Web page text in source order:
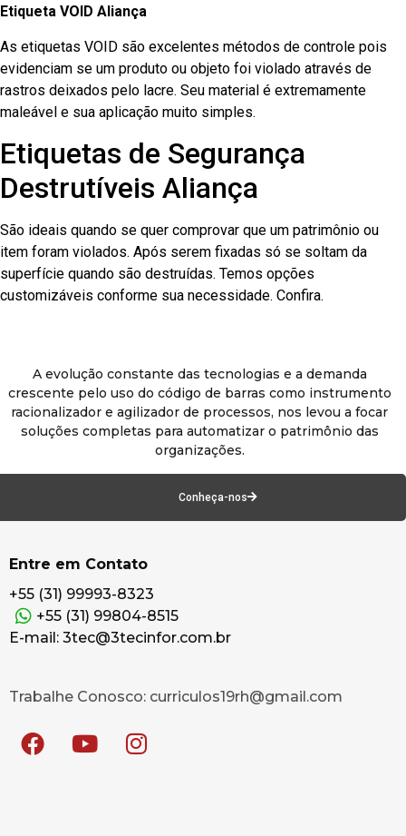
Etiqueta VOID Aliança
As etiquetas VOID são excelentes métodos de controle pois
evidenciam se um produto ou objeto foi violado através de
rastros deixados pelo lacre. Seu material é extremamente
maleável e sua aplicação muito simples.
Etiquetas de Segurança
Destrutíveis Aliança
São ideais quando se quer comprovar que um patrimônio ou
item foram violados. Após serem fixadas só se soltam da
superfície quando são destruídas. Temos opções
customizáveis conforme sua necessidade. Confira.
A evolução constante das tecnologias e a demanda
crescente pelo uso do código de barras como instrumento
racionalizador e agilizador de processos, nos levou a focar
soluções completas para automatizar o patrimônio das
organizações.
Conheça-nos
Entre em Contato
+55 (31) 99993-8323
+55 (31) 99804-8515
E-mail: 3tec@3tecinfor.com.br
Trabalhe Conosco: curriculos19rh@gmail.com